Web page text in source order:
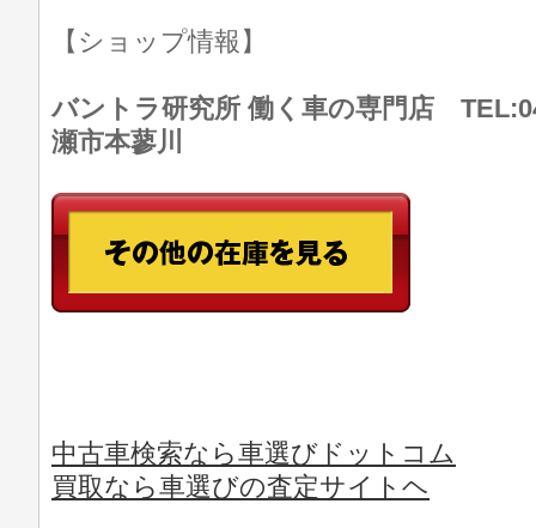
【ショップ情報】
バントラ研究所 働く車の専門店
瀬市本蓼川
中古車検索なら車選びドットコム
買取なら車選びの査定サイトヘ